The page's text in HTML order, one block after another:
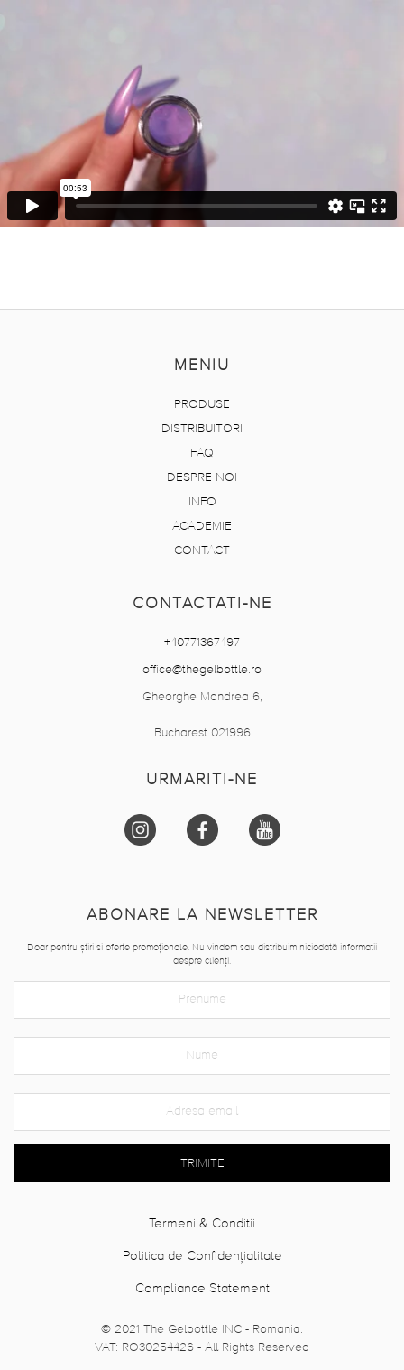
MENIU
PRODUSE
DISTRIBUITORI
FAQ
DESPRE NOI
INFO
ACADEMIE
CONTACT
CONTACTATI-NE
+40771367497
office@thegelbottle.ro
Gheorghe Mandrea 6,
Bucharest 021996
URMARITI-NE
ABONARE LA NEWSLETTER
Doar pentru știri si oferte promoționale. Nu vindem sau distribuim niciodată informații
despre clienți.
TRIMITE
Termeni & Conditii
Politica de Confidențialitate
Compliance Statement
© 2021 The Gelbottle INC - Romania.
VAT: RO30254426 - All Rights Reserved